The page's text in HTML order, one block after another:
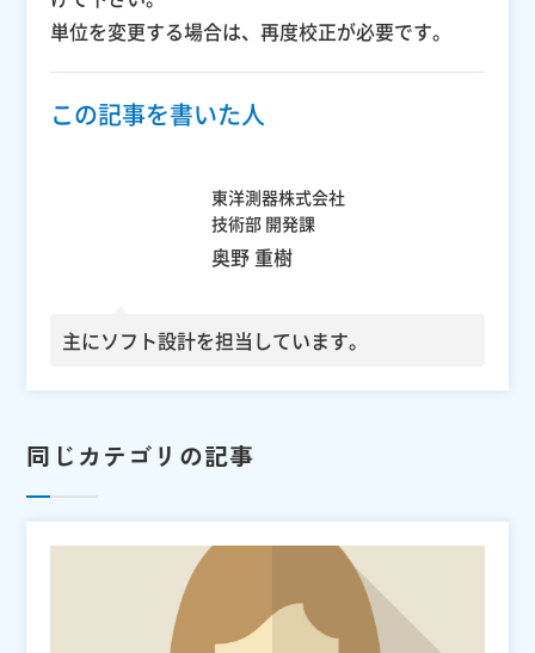
単位を変更する場合は、再度校正が必要です。
この記事を書いた人
東洋測器株式会社
技術部 開発課
奥野 重樹
主にソフト設計を担当しています。
同じカテゴリの記事